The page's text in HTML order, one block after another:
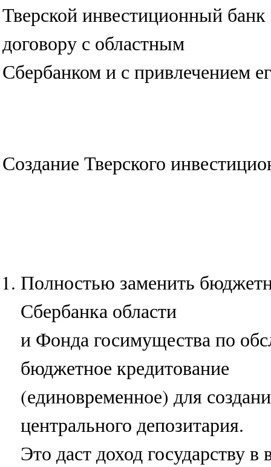
Тверской инвестиционный
договору с областным
Сбербанком и с привлечением
Создание Тверского
Полностью заменить
Сбербанка области
и Фонда госимущества по
бюджетное кредитование
(единовременное) для
центрального депозитария.
Это даст доход государству